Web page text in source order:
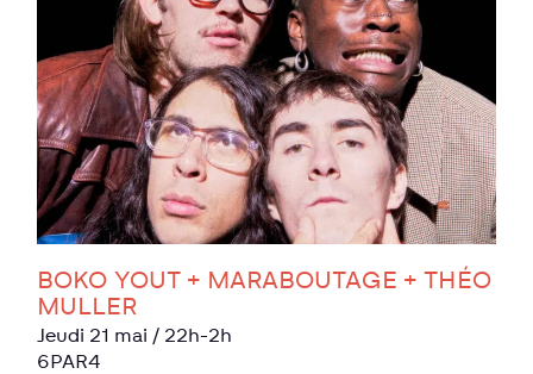
BOKO YOUT + MARABOUTAGE + THÉO
MULLER
jeudi 21 mai / 22h-2h
6PAR4